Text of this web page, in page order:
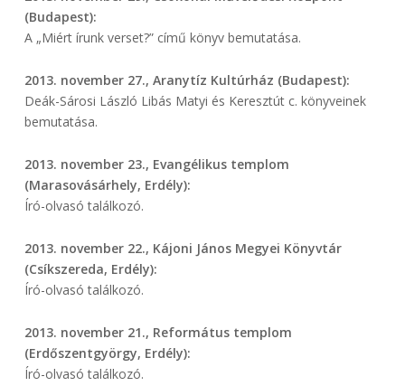
(Budapest):
A „Miért írunk verset?” című könyv bemutatása.
2013. november 27., Aranytíz Kultúrház (Budapest):
Deák-Sárosi László Libás Matyi és Keresztút c. könyveinek
bemutatása.
2013. november 23., Evangélikus templom
(Marasovásárhely, Erdély):
Író-olvasó találkozó.
2013. november 22., Kájoni János Megyei Könyvtár
(Csíkszereda, Erdély):
Író-olvasó találkozó.
2013. november 21., Református templom
(Erdőszentgyörgy, Erdély):
Író-olvasó találkozó.